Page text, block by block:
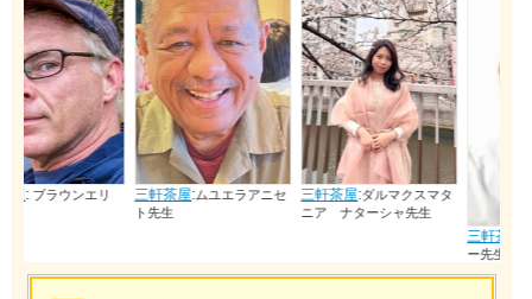
三軒茶屋:ムユエラアニセ
三軒茶屋:ダルマクスマタ
ニア ナターシャ先生
ブラウンリッキ